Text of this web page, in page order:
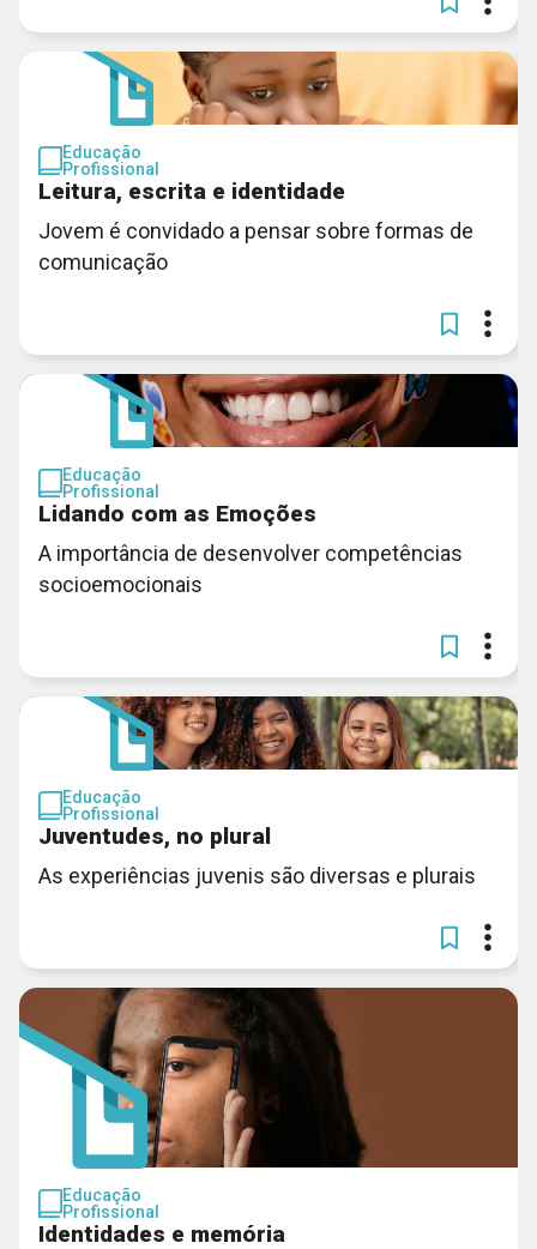
Educação
Profissional
Leitura, escrita e identidade
Jovem é convidado a pensar sobre formas de
comunicação
Educação
Profissional
Lidando com as Emoções
A importância de desenvolver competências
socioemocionais
Educação
Profissional
Juventudes, no plural
As experiências juvenis são diversas e plurais
Educação
Profissional
Identidades e memória